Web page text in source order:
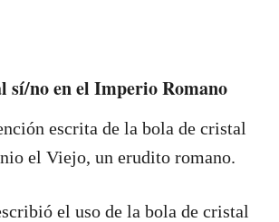
sí/no en el Imperio Romano
escrita de la bola de cristal
el Viejo, un erudito romano.
el uso de la bola de cristal